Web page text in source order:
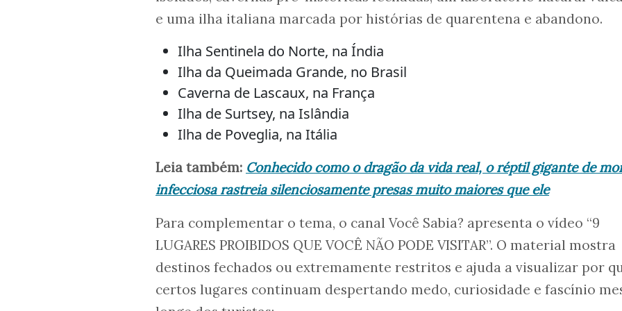
e uma ilha italiana marcada por histórias de quarentena e abandono.
Ilha Sentinela do Norte, na Índia
Ilha da Queimada Grande, no Brasil
Caverna de Lascaux, na França
Ilha de Surtsey, na Islândia
Ilha de Poveglia, na Itália
Leia também: Conhecido como o dragão da vida real, o réptil gigante de
infecciosa rastreia silenciosamente presas muito maiores que ele
Para complementar o tema, o canal Você Sabia? apresenta o vídeo “9
LUGARES PROIBIDOS QUE VOCÊ NÃO PODE VISITAR”. O material mostra
destinos fechados ou extremamente restritos e ajuda a visualizar por
certos lugares continuam despertando medo, curiosidade e fascínio